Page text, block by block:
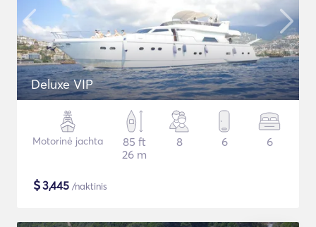
Deluxe VIP
Motorinė jachta
85 ft
26 m
8 6 6
$3,445 /naktinis